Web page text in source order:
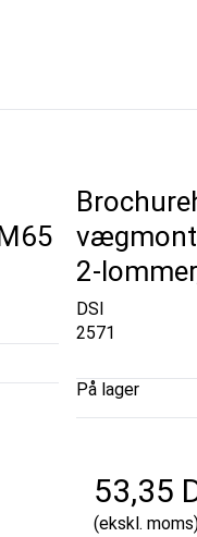
2-
DSI
2571
På lager
53,35
(ekskl.